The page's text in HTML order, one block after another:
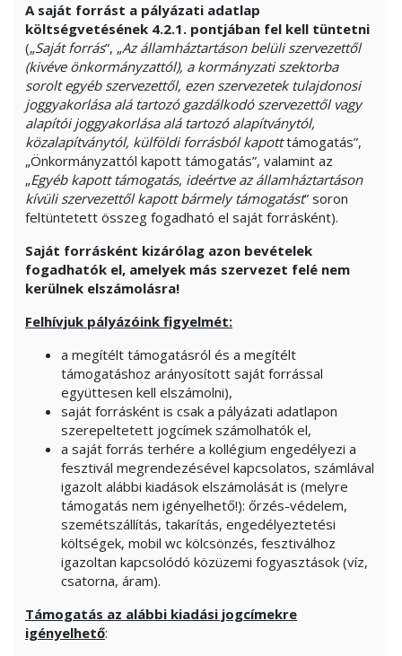
A saját forrást a pályázati adatlap
költségvetésének 4.2.1. pontjában fel kell tüntetni
(„Saját forrás”, „Az államháztartáson belüli szervezettől
(kivéve önkormányzattól), a kormányzati szektorba
sorolt egyéb szervezettől, ezen szervezetek tulajdonosi
joggyakorlása alá tartozó gazdálkodó szervezettől vagy
alapítói joggyakorlása alá tartozó alapítványtól,
közalapítványtól, külföldi forrásból kapotttámogatás”,
„Önkormányzattól kapott támogatás”, valamint az
„Egyéb kapott támogatás, ideértve az államháztartáson
kívüli szervezettől kapott bármely támogatást” soron
feltüntetett összeg fogadható el saját forrásként).
Saját forrásként kizárólag azon bevételek
fogadhatók el, amelyek más szervezet felé nem
kerülnek elszámolásra!
Felhívjuk pályázóink figyelmét:
a megítélt támogatásról és a megítélt
támogatáshoz arányosított saját forrással
együttesen kell elszámolni),
saját forrásként is csak a pályázati adatlapon
szerepeltetett jogcímek számolhatók el,
a saját forrás terhére a kollégium engedélyezi a
fesztivál megrendezésével kapcsolatos, számlával
igazolt alábbi kiadások elszámolását is (melyre
támogatás nem igényelhető!): őrzés-védelem,
szemétszállítás, takarítás, engedélyeztetési
költségek, mobil wc kölcsönzés, fesztiválhoz
igazoltan kapcsolódó közüzemi fogyasztások (víz,
csatorna, áram).
Támogatás az alábbi kiadási jogcímekre
igényelhető: